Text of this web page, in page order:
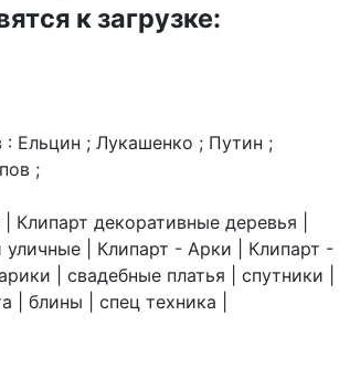
к загрузке:
: Ельцин ; Лукашенко ; Путин ;
;
Клипарт декоративные деревья |
| Клипарт - Арки | Клипарт -
| свадебные платья | спутники |
| блины | спец техника |